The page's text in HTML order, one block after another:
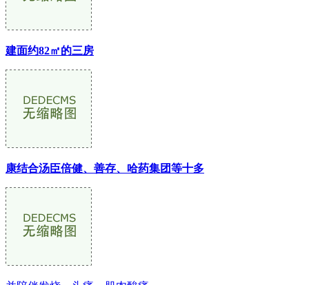
建面约82㎡的三房
康结合汤臣倍健、善存、哈药集团等十多